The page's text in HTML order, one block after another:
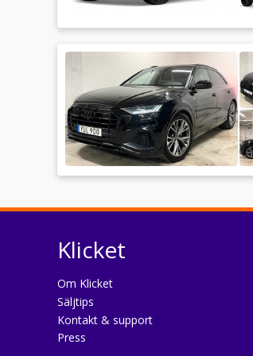
Klicket
Om Klicket
Säljtips
Kontakt & support
Press